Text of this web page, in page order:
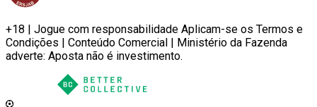
+18 | Jogue com responsabilidade Aplicam-se os Termos e
Condições | Conteúdo Comercial | Ministério da Fazenda
adverte: Aposta não é investimento.